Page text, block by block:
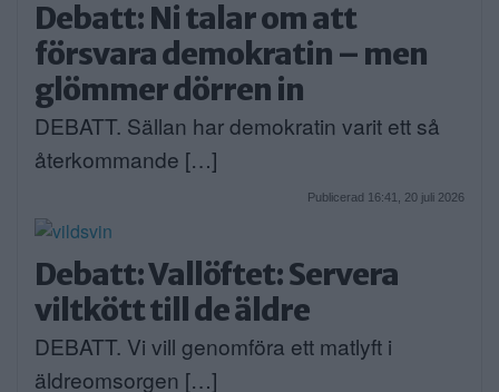
Debatt: Ni talar om att
försvara demokratin – men
glömmer dörren in
DEBATT. Sällan har demokratin varit ett så
återkommande […]
Publicerad 16:41, 20 juli 2026
Debatt: Vallöftet: Servera
viltkött till de äldre
DEBATT. Vi vill genomföra ett matlyft i
äldreomsorgen […]